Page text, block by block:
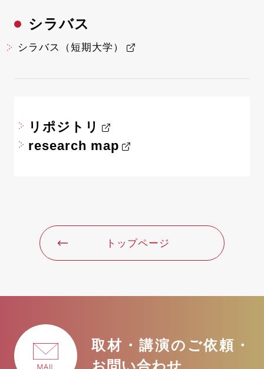
シラバス
シラバス（短期大学）
リポジトリ
research map
トップページ
取材・講演のご依頼・